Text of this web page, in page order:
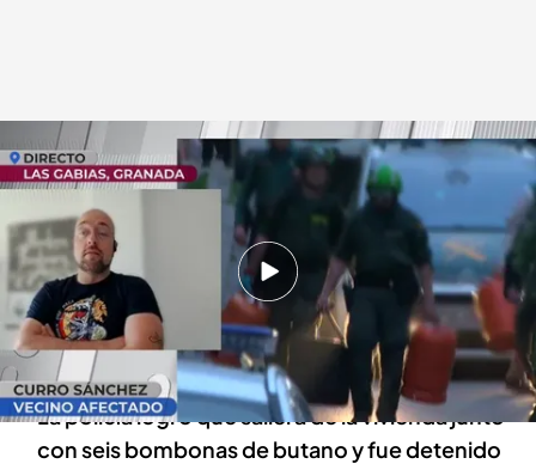
Curro, vecino afectado .cuatro.com
En boca de todos
25 MAR 2024 - 14:48h.
Un vecino de Las Gabias, Granada, siembra el
pánico: ''Se ha atrincherado con cuatro
bombonas de butano''
La policía logró que saliera de la vivienda junto
con seis bombonas de butano y fue detenido